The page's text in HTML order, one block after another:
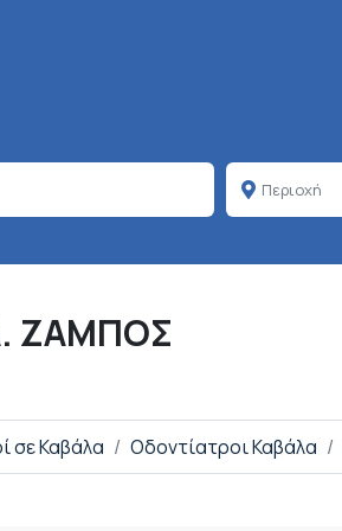
ΖΑΜΠΟΣ
σε Καβάλα Οδοντίατροι Καβάλα